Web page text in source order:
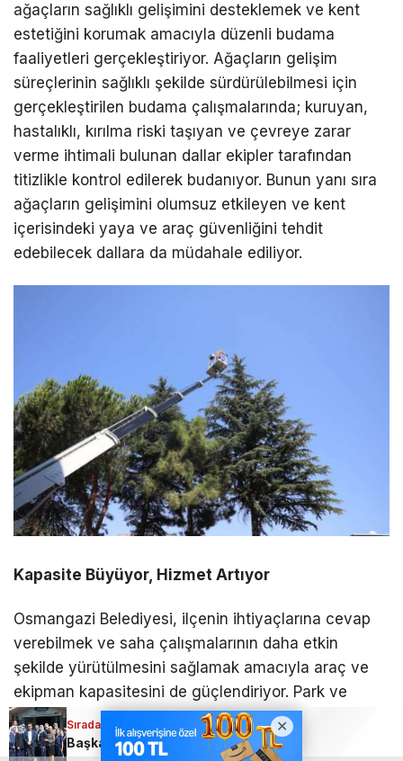
ağaçların sağlıklı gelişimini desteklemek ve kent
estetiğini korumak amacıyla düzenli budama
faaliyetleri gerçekleştiriyor. Ağaçların gelişim
süreçlerinin sağlıklı şekilde sürdürülebilmesi için
gerçekleştirilen budama çalışmalarında; kuruyan,
hastalıklı, kırılma riski taşıyan ve çevreye zarar
verme ihtimali bulunan dallar ekipler tarafından
titizlikle kontrol edilerek budanıyor. Bunun yanı sıra
ağaçların gelişimini olumsuz etkileyen ve kent
içerisindeki yaya ve araç güvenliğini tehdit
edebilecek dallara da müdahale ediliyor.
Kapasite Büyüyor, Hizmet Artıyor
Osmangazi Belediyesi, ilçenin ihtiyaçlarına cevap
verebilmek ve saha çalışmalarının daha etkin
şekilde yürütülmesini sağlamak amacıyla araç ve
ekipman kapasitesini de güçlendiriyor. Park ve
Bahçeler Müdürlüğü envanterine kazandırılan
sepetli iş aracıyla ekiplere yüksek ağaçlarda
Sıradaki Haber
Başkan Erkan Aydın; Osmangazi için 7/24 çalışıyoruz